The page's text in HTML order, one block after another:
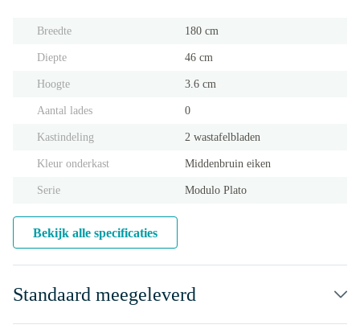
Breedte 180 cm
Diepte 46 cm
Hoogte 3.6 cm
Aantal lades 0
Kastindeling 2 wastafelbladen
Kleur onderkast Middenbruin eiken
Serie Modulo Plato
Bekijk alle specificaties
Standaard meegeleverd